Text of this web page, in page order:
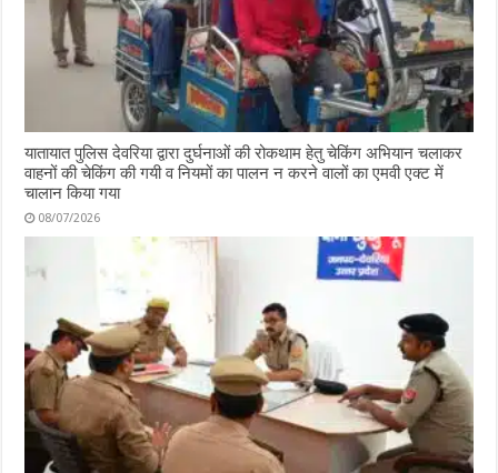
यातायात पुलिस देवरिया द्वारा दुर्घनाओं की रोकथाम हेतु चेकिंग अभियान चलाकर
वाहनों की चेकिंग की गयी व नियमों का पालन न करने वालों का एमवी एक्ट में
चालान किया गया
08/07/2026